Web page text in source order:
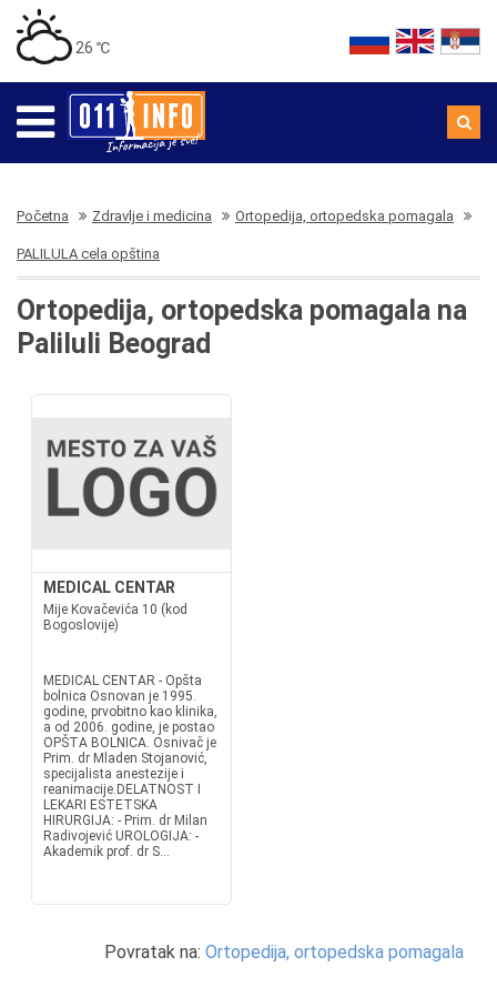
26 ℃
Početna Zdravlje i medicina Ortopedija, ortopedska pomagala
PALILULA cela opština
Ortopedija, ortopedska pomagala na
Paliluli Beograd
MEDICAL CENTAR
Mije Kovačevića 10 (kod
Bogoslovije)
MEDICAL CENTAR - Opšta
bolnica Osnovan je 1995.
godine, prvobitno kao klinika,
a od 2006. godine, je postao
OPŠTA BOLNICA. Osnivač je
Prim. dr Mladen Stojanović,
specijalista anestezije i
reanimacije.DELATNOST I
LEKARI ESTETSKA
HIRURGIJA: - Prim. dr Milan
Radivojević UROLOGIJA: -
Akademik prof. dr S...
Povratak na: Ortopedija, ortopedska pomagala